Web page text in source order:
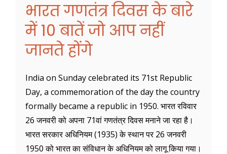
भारत गणतंत्र दिवस के बारे
में 10 बातें जो आप नहीं
जानते होंगे
India on Sunday celebrated its 71st Republic
Day, a commemoration of the day the country
formally became a republic in 1950. भारत रविवार
26 जनवरी को अपना 71वां गणतंत्र दिवस मनाने जा रहा है।
भारत सरकार अधिनियम (1935) के स्थान पर 26 जनवरी
1950 को भारत का संविधान के अधिनियम को लागू किया गया।